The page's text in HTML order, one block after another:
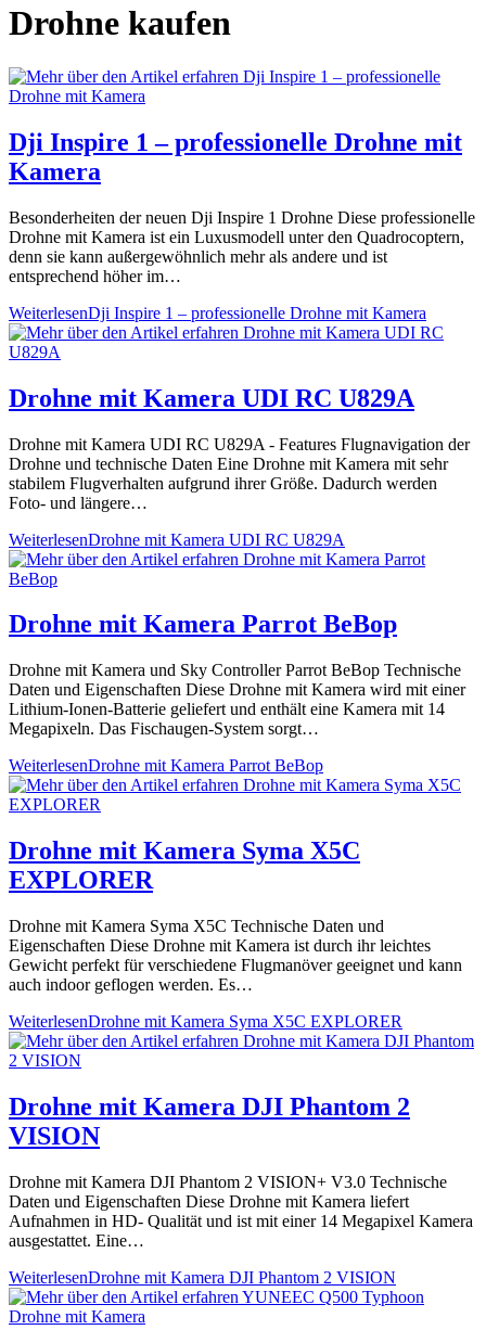
Drohne kaufen
Dji Inspire 1 – professionelle Drohne mit
Kamera
Besonderheiten der neuen Dji Inspire 1 Drohne Diese professionelle
Drohne mit Kamera ist ein Luxusmodell unter den Quadrocoptern,
denn sie kann außergewöhnlich mehr als andere und ist
entsprechend höher im…
WeiterlesenDji Inspire 1 – professionelle Drohne mit Kamera
Drohne mit Kamera UDI RC U829A
Drohne mit Kamera UDI RC U829A - Features Flugnavigation der
Drohne und technische Daten Eine Drohne mit Kamera mit sehr
stabilem Flugverhalten aufgrund ihrer Größe. Dadurch werden
Foto- und längere…
WeiterlesenDrohne mit Kamera UDI RC U829A
Drohne mit Kamera Parrot BeBop
Drohne mit Kamera und Sky Controller Parrot BeBop Technische
Daten und Eigenschaften Diese Drohne mit Kamera wird mit einer
Lithium-Ionen-Batterie geliefert und enthält eine Kamera mit 14
Megapixeln. Das Fischaugen-System sorgt…
WeiterlesenDrohne mit Kamera Parrot BeBop
Drohne mit Kamera Syma X5C
EXPLORER
Drohne mit Kamera Syma X5C Technische Daten und
Eigenschaften Diese Drohne mit Kamera ist durch ihr leichtes
Gewicht perfekt für verschiedene Flugmanöver geeignet und kann
auch indoor geflogen werden. Es…
WeiterlesenDrohne mit Kamera Syma X5C EXPLORER
Drohne mit Kamera DJI Phantom 2
VISION
Drohne mit Kamera DJI Phantom 2 VISION+ V3.0 Technische
Daten und Eigenschaften Diese Drohne mit Kamera liefert
Aufnahmen in HD- Qualität und ist mit einer 14 Megapixel Kamera
ausgestattet. Eine…
WeiterlesenDrohne mit Kamera DJI Phantom 2 VISION